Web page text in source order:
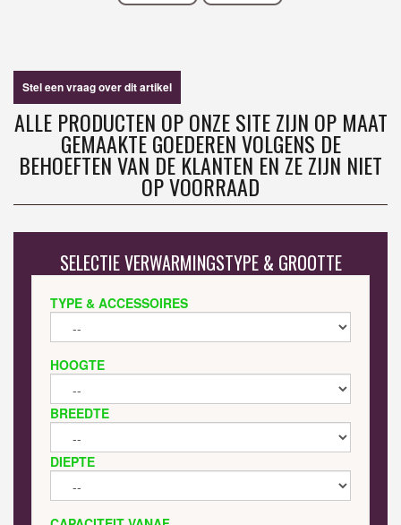
Stel een vraag over dit artikel
ALLE PRODUCTEN OP ONZE SITE ZIJN OP MAAT
GEMAAKTE GOEDEREN VOLGENS DE
BEHOEFTEN VAN DE KLANTEN EN ZE ZIJN NIET
OP VOORRAAD
SELECTIE VERWARMINGSTYPE & GROOTTE
TYPE & ACCESSOIRES
HOOGTE
BREEDTE
DIEPTE